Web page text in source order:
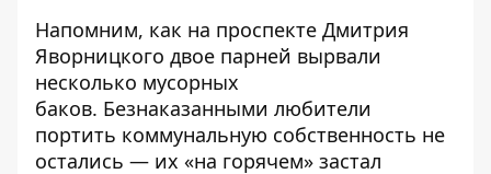
Напомним, как на проспекте Дмитрия
Яворницкого двое парней вырвали
несколько мусорных
баков. Безнаказанными любители
портить коммунальную собственность не
остались — их «на горячем» застал